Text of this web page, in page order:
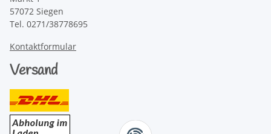
57072 Siegen
Tel. 0271/38778695
Kontaktformular
Versand